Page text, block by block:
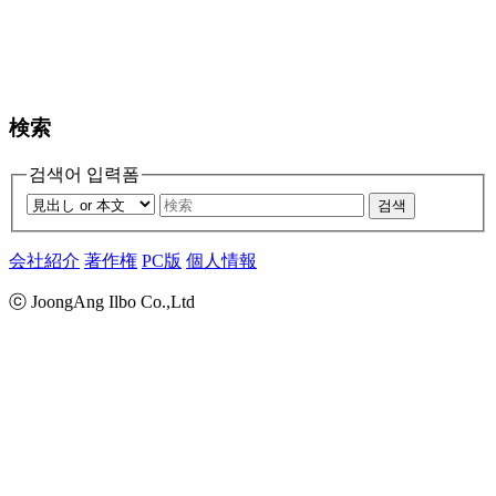
検索
검색어 입력폼
검색
会社紹介 著作権 PC版 個人情報
ⓒ JoongAng Ilbo Co.,Ltd